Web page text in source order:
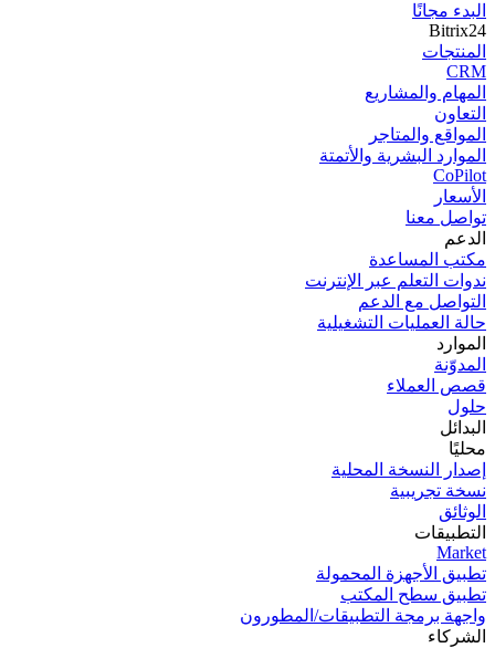
البدء مجانًا
Bitrix24
المنتجات
CRM
المھام والمشاریع
التعاون
المواقع والمتاجر
الموارد البشرية والأتمتة
CoPilot
الأسعار
تواصل معنا
الدعم
مكتب المساعدة
ندوات التعلم عبر الإنترنت
التواصل مع الدعم
حالة العمليات التشغيلية
الموارد
المدوّنة
قصص العملاء
حلول
البدائل
محليًا
إصدار النسخة المحلية
نسخة تجریبیة
الوثائق
التطبيقات
Market
تطبيق الأجهزة المحمولة
تطبيق سطح المكتب
واجهة برمجة التطبيقات/المطورون
الشركاء